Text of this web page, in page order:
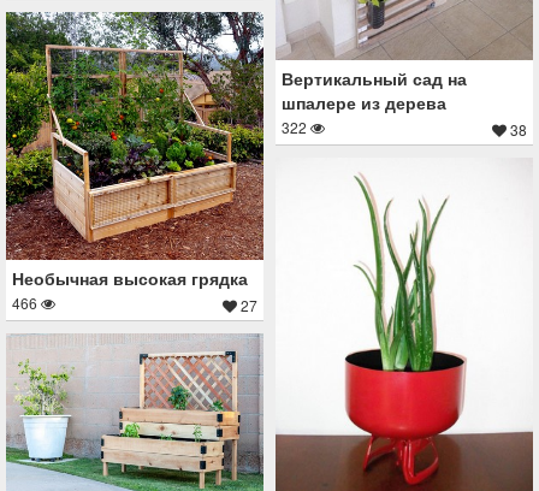
Вертикальный сад на
шпалере из дерева
322 38
Необычная высокая грядка
466 27